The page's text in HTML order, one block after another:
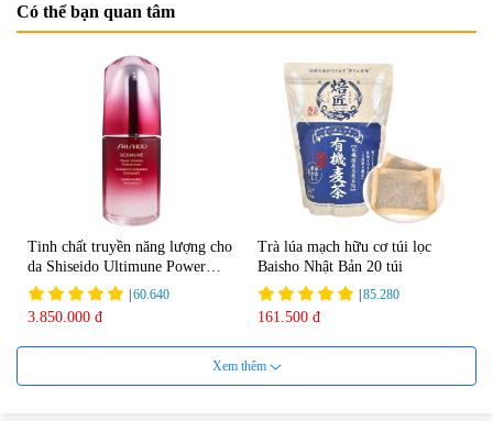
Có thể bạn quan tâm
Tinh chất truyền năng lượng cho
da Shiseido Ultimune Power
75ml
|60.640
3.850.000 đ
Trà lúa mạch hữu cơ túi lọc
Baisho Nhật Bản 20 túi
|85.280
161.500 đ
Xem thêm